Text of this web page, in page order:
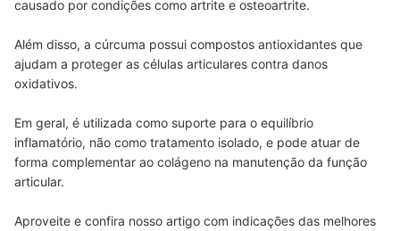
causado por condições como artrite e osteoartrite.
Além disso, a cúrcuma possui compostos antioxidantes que
ajudam a proteger as células articulares contra danos
oxidativos.
Em geral, é utilizada como suporte para o equilíbrio
inflamatório, não como tratamento isolado, e pode atuar de
forma complementar ao colágeno na manutenção da função
articular.
Aproveite e confira nosso artigo com indicações das melhores